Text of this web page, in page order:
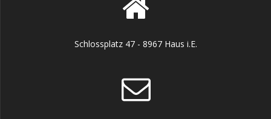
Schlossplatz 47 - 8967 Haus i.E.